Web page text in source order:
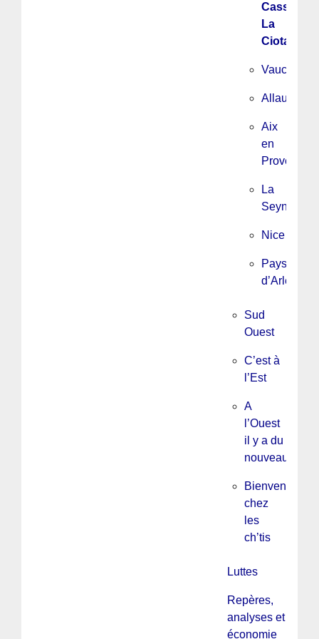
Cassis,
La
Ciotat
Vaucluse
Allauch
Aix
en
Provence/
La
Seyne
Nice
Pays
d’Arles
Sud
Ouest
C’est à
l’Est
A
l’Ouest
il y a du
nouveau
Bienvenue
chez
les
ch’tis
Luttes
Repères,
analyses et
économie